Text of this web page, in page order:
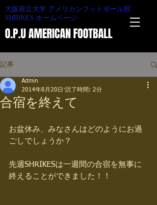
O.P.U AMERICAN FOOTBALL
大阪府立大学 アメリカンフットボール部
SHRIKES ホームページ
記事
合宿を終えて
Admin
2014年8月20日 読了時間: 2分
お盆休み、みなさんはどのようにお過
ごしでしょうか？
先週SHRIKESは一週間の合宿を無事に
終えることができました！！